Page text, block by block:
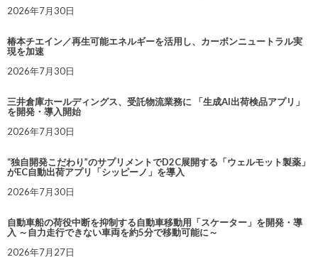
2026年7月30日
椿本チエイン／再生可能エネルギーを活用し、カーボンニュートラル実
現を加速
2026年7月30日
三井倉庫ホールディングス、受託物流業務に 「生成AI出荷検品アプリ」
を開発・導入開始
2026年7月30日
“独自開発こだわり”のサプリメントでD2C展開する「ウェルモット製薬」
がEC自動出荷アプリ「シッピーノ」を導入
2026年7月30日
自動車船の荷役中断を抑制する自動車移動用「スケーター」を開発・導
入 ～自力走行できない車両を約5分で移動可能に～
2026年7月27日